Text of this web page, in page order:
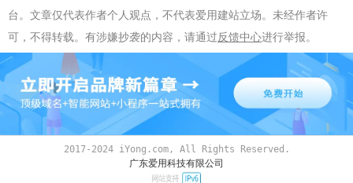
台。文章仅代表作者个人观点，不代表爱用建站立场。未经作者许
可，不得转载。有涉嫌抄袭的内容，请通过 反馈中心进行举报。
2017-2024 iYong.com, All Rights Reserved.
广东爱用科技有限公司